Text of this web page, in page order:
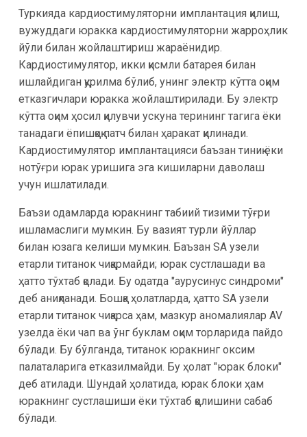
Туркияда кардиостимуляторни имплантация қилиш,
вужуддаги юракка кардиостимуляторни жарроҳлик
йўли билан жойлаштириш жараёнидир.
Кардиостимулятор, икки қисмли батарея билан
ишлайдиган қурилма бўлиб, унинг электр кўтта оқим
етказгичлари юракка жойлаштирилади. Бу электр
кўтта оқим ҳосил қилувчи ускуна терининг тагига ёки
танадаги ёпишқоқ патч билан ҳаракат қилинади.
Кардиостимулятор имплантацияси баъзан тиниқ ёки
нотўғри юрак уришига эга кишиларни даволаш
учун ишлатилади.
Баъзи одамларда юракнинг табиий тизими тўғри
ишламаслиги мумкин. Бу вазият турли йўллар
билан юзага келиши мумкин. Баъзан SA узели
етарли титанок чиқармайди; юрак сустлашади ва
ҳатто тўхтаб қолади. Бу одатда "аурусинус синдроми"
деб аниқланади. Бошқа ҳолатларда, ҳатто SA узели
етарли титанок чиқарса ҳам, мазкур аномалиялар AV
узелда ёки чап ва ўнг буклам оқим торларида пайдо
бўлади. Бу бўлганда, титанок юракнинг оксим
палаталарига етказилмайди. Бу ҳолат "юрак блоки"
деб атилади. Шундай ҳолатида, юрак блоки ҳам
юракнинг сустлашиши ёки тўхтаб қолишини сабаб
бўлади.